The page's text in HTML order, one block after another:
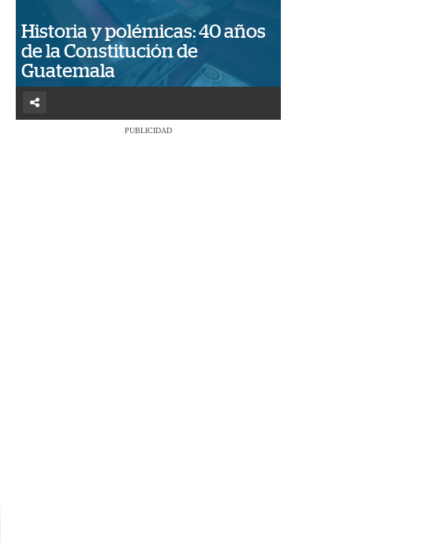
Historia y polémicas: 40 años
de la Constitución de
Guatemala
PUBLICIDAD